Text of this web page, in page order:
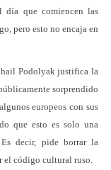
día que comiencen las
pero esto no encaja en
Podolyak justifica la
sorprendido
europeos con sus
que esto es solo una
decir, pide borrar la
el código cultural ruso.